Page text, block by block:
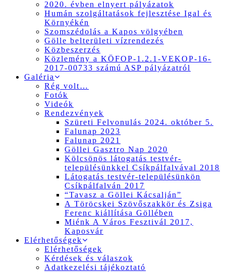
2020. évben elnyert pályázatok
Humán szolgáltatások fejlesztése Igal és
Környékén
Szomszédolás a Kapos völgyében
Gölle belterületi vízrendezés
Közbeszerzés
Közlemény a KÖFOP-1.2.1-VEKOP-16-
2017-00733 számú ASP pályázatról
Galéria
Rég volt…
Fotók
Videók
Rendezvények
Szüreti Felvonulás 2024. október 5.
Falunap 2023
Falunap 2021
Göllei Gasztro Nap 2020
Kölcsönös látogatás testvér-
településünkkel Csíkpálfalvával 2018
Látogatás testvér-településünkön
Csíkpálfalván 2017
“Tavasz a Göllei Kácsalján”
A Töröcskei Szövőszakkör és Zsiga
Ferenc kiállítása Göllében
Miénk A Város Fesztivál 2017,
Kaposvár
Elérhetőségek
Elérhetőségek
Kérdések és válaszok
Adatkezelési tájékoztató